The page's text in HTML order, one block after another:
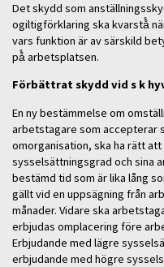
Det skydd som
ogiltigförklaring ska kvarstå̊
vars funktion är av särskild
på̊ arbetsplatsen.
Förbättrat skydd vid s k
En ny bestämmelse om
arbetstagare som accepterar
omorganisation, ska ha rätt
sysselsättningsgrad och sina
bestämd tid som är lika lång
gällt vid en uppsägning från
månader. Vidare ska
erbjudas omplacering före
Erbjudande med lägre
erbjudande med högre